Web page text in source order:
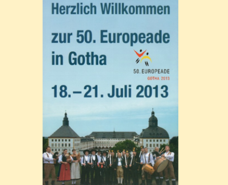
Ausländerbeauftragte Petra Hess - sie haben alle eines gemeinsam – sie durften
Momente der 50. EUROPEADE miterleben. Die Thüringer Medien und 40
Dank gesagt wird. Das MDR-Fernsehen berichtete viermal über Gotha und
einmal in einem 30-minütigen Bericht. Albert Genger, seit 30 Jahren als
Fotograf bei der EUROPEADE dabei, hat insgesamt 9.200 Fotos geschossen,